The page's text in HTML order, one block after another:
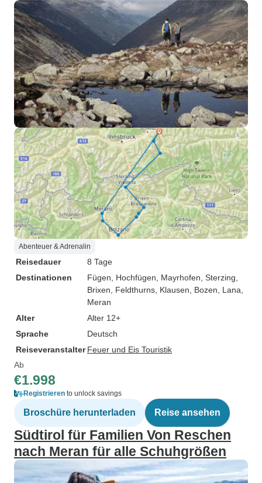
Abenteuer & Adrenalin
Reisedauer
8 Tage
Destinationen
Fügen , Hochfügen , Mayrhofen , Sterzing
Brixen , Feldthurns , Klausen , Bozen , Lana
Meran
Alter
Alter 12+
Sprache
Deutsch
Reiseveranstalter Feuer und Eis Touristik
Ab
€1.998
Registrieren to unlock savings
Broschüre herunterladen Reise ansehen
Südtirol für Familien Von Reschen
nach Meran für alle Schuhgrößen